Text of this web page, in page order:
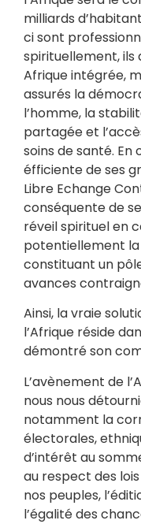
milliards
ci sont
spirituellement, ils
Afrique intégrée,
assurés la
l’homme, la
partagée et
soins de santé.
éfficiente de ses
Libre Echange
conséquente de
réveil spirituel en
potentiellement
constituant un
avances
Ainsi, la vraie
l’Afrique réside
démontré son
L’avènement de
nous nous
notamment la
électorales,
d’intérêt au
au respect des
nos peuples,
l’égalité des